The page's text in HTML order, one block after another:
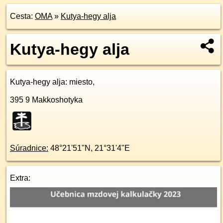
Cesta: OMA» Kutya-hegy alja
Kutya-hegy alja
Kutya-hegy alja: miesto,
395 9 Makkoshotyka
Súradnice: 48°21'51"N , 21°31'4"E
Extra: